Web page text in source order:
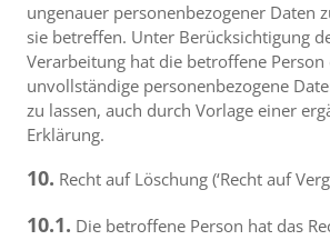
ungenauer personenbezogener Daten
sie betreffen. Unter Berücksichtigung
Verarbeitung hat die betroffene Person
unvollständige personenbezogene
zu lassen, auch durch Vorlage einer
Erklärung.
10. Recht auf Löschung (‘Recht auf
10.1. Die betroffene Person hat das